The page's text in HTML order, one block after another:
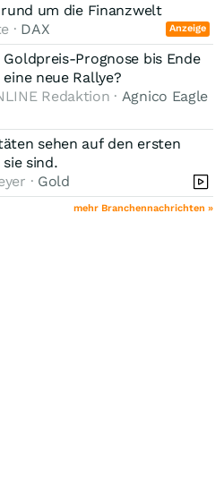
um die Finanzwelt
· DAX Anzeige
Prognose bis Ende
neue Rallye?
Redaktion · Agnico Eagle
sehen auf den ersten
sind.
· Gold
mehr Branchennachrichten »